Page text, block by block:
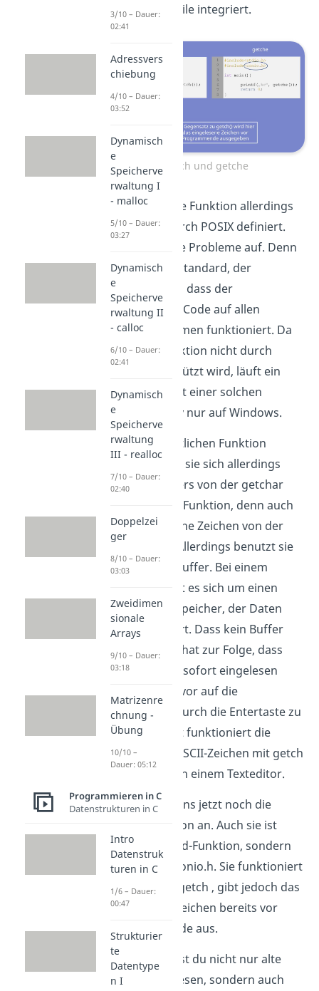
Kommandozeile integriert.
getch und getche
Damit ist diese Funktion allerdings
auch nicht durch POSIX definiert.
Das wirft neue Probleme auf. Denn
POSIX ist ein Standard, der
gewährleistet, dass der
geschriebene Code auf allen
Betriebssystemen funktioniert. Da
die getch Funktion nicht durch
POSIX unterstützt wird, läuft ein
Programm mit einer solchen
Funktion nativ nur auf Windows.
In ihrer eigentlichen Funktion
unterscheidet sie sich allerdings
nicht besonders von der getchar
oder der getc Funktion, denn auch
sie liest einzelne Zeichen von der
Tastatur ein. Allerdings benutzt sie
dazu keinen Buffer. Bei einem
Buffer handelt es sich um einen
temporären Speicher, der Daten
zwischenlagert. Dass kein Buffer
genutzt wird, hat zur Folge, dass
jedes Zeichen sofort eingelesen
wird, ohne zuvor auf die
Bestätigung durch die Entertaste zu
warten. Damit funktioniert die
Eingabe von ASCII-Zeichen mit getch
genauso wie in einem Texteditor.
Schauen wir uns jetzt noch die
getche Funktion an. Auch sie ist
keine Standard-Funktion, sondern
stammt aus conio.h. Sie funktioniert
genauso wie getch , gibt jedoch das
eingelesene Zeichen bereits vor
Programmende aus.
So, jetzt kannst du nicht nur alte
Programme lesen, sondern auch
3/10 – Dauer:
02:41
Adressvers
chiebung
4/10 – Dauer:
03:52
Dynamisch
e
Speicherve
rwaltung I
- malloc
5/10 – Dauer:
03:27
Dynamisch
e
Speicherve
rwaltung II
- calloc
6/10 – Dauer:
02:41
Dynamisch
e
Speicherve
rwaltung
III - realloc
7/10 – Dauer:
02:40
Doppelzei
ger
8/10 – Dauer:
03:03
Zweidimen
sionale
Arrays
9/10 – Dauer:
03:18
Matrizenre
chnung -
Übung
10/10 –
Dauer: 05:12
Programmieren in C
Datenstrukturen in C
Intro
Datenstruk
turen in C
1/6 – Dauer:
00:47
Strukturier
te
Datentype
n I